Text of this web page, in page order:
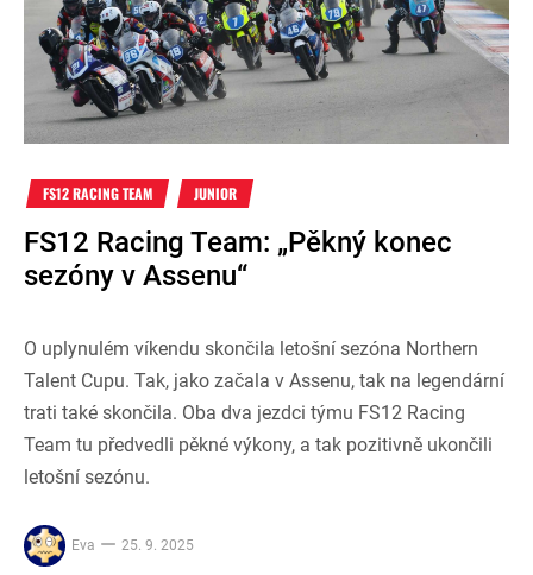
FS12 RACING TEAM JUNIOR
FS12 Racing Team: „Pěkný konec
sezóny v Assenu“
O uplynulém víkendu skončila letošní sezóna Northern
Talent Cupu. Tak, jako začala v Assenu, tak na legendární
trati také skončila. Oba dva jezdci týmu FS12 Racing
Team tu předvedli pěkné výkony, a tak pozitivně ukončili
letošní sezónu.
Eva 25. 9. 2025